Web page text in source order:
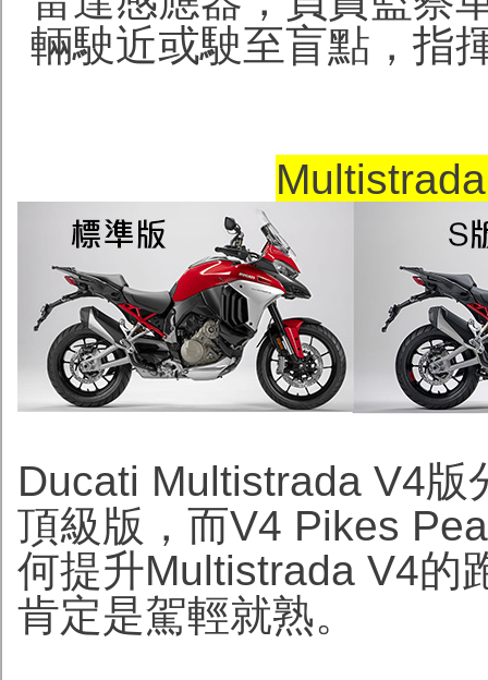
輛駛近或駛至盲點，指
Ducati Multistrada V4版
頂級版，而V4 Pikes
何提升Multistrada V4的
肯定是駕輕就熟。